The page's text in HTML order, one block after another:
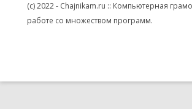
(c) 2022 - Chajnikam.ru :: Компьютерная
работе со множеством программ.